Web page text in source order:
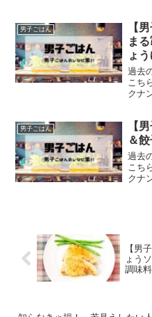
レン
てア
男子ごはん
【
ま
ょ
ン
過去
こち
クナ
ゾッ
ン 【
男子ごはん
【
＆
過去
こち
クナ
【男
ょう
調味料